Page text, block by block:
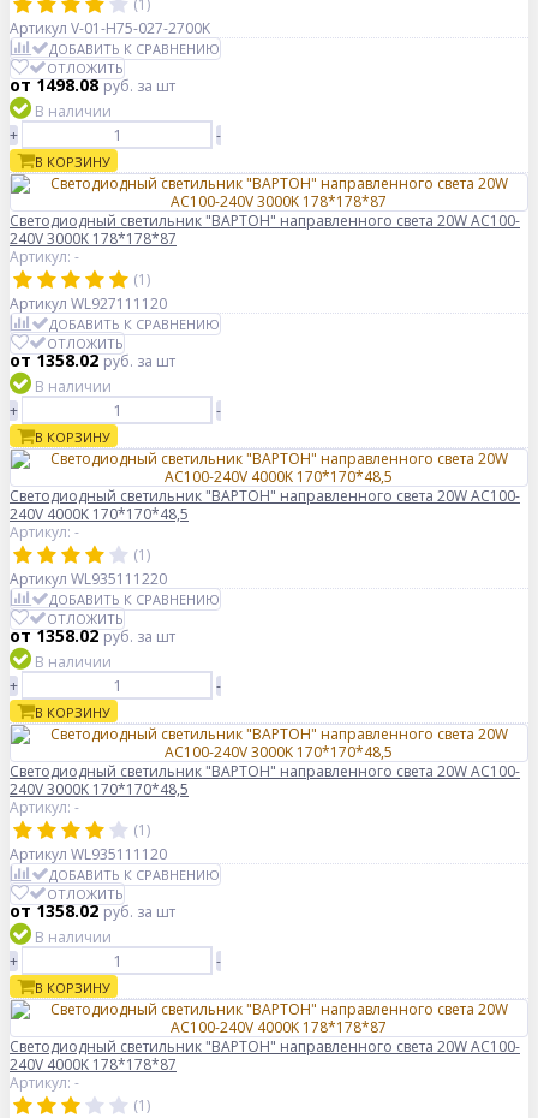
(1)
Артикул V-01-H75-027-2700K
ДОБАВИТЬ К СРАВНЕНИЮ
ОТЛОЖИТЬ
от 1498.08руб. за шт
В наличии
+
-
В КОРЗИНУ
Светодиодный светильник "ВАРТОН" направленного света 20W AC100-
240V 3000K 178*178*87
Артикул: -
(1)
Артикул WL927111120
ДОБАВИТЬ К СРАВНЕНИЮ
ОТЛОЖИТЬ
от 1358.02руб. за шт
В наличии
+
-
В КОРЗИНУ
Светодиодный светильник "ВАРТОН" направленного света 20W AC100-
240V 4000K 170*170*48,5
Артикул: -
(1)
Артикул WL935111220
ДОБАВИТЬ К СРАВНЕНИЮ
ОТЛОЖИТЬ
от 1358.02руб. за шт
В наличии
+
-
В КОРЗИНУ
Светодиодный светильник "ВАРТОН" направленного света 20W AC100-
240V 3000K 170*170*48,5
Артикул: -
(1)
Артикул WL935111120
ДОБАВИТЬ К СРАВНЕНИЮ
ОТЛОЖИТЬ
от 1358.02руб. за шт
В наличии
+
-
В КОРЗИНУ
Светодиодный светильник "ВАРТОН" направленного света 20W AC100-
240V 4000K 178*178*87
Артикул: -
(1)